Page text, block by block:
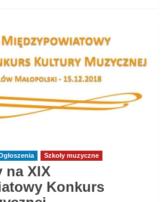
Szkoły muzyczne
na XIX
Konkurs